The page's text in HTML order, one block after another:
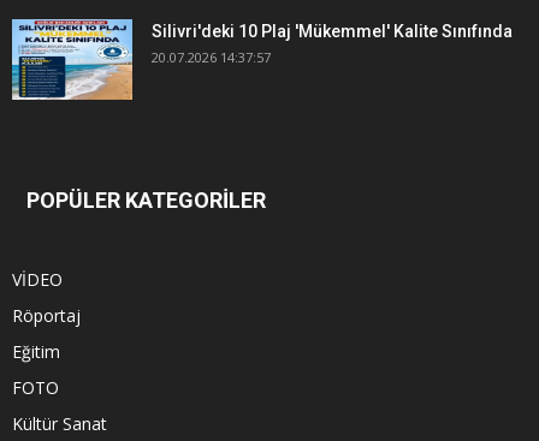
Silivri'deki 10 Plaj 'Mükemmel' Kalite Sınıfında
20.07.2026 14:37:57
POPÜLER KATEGORİLER
VİDEO
Röportaj
Eğitim
FOTO
Kültür Sanat